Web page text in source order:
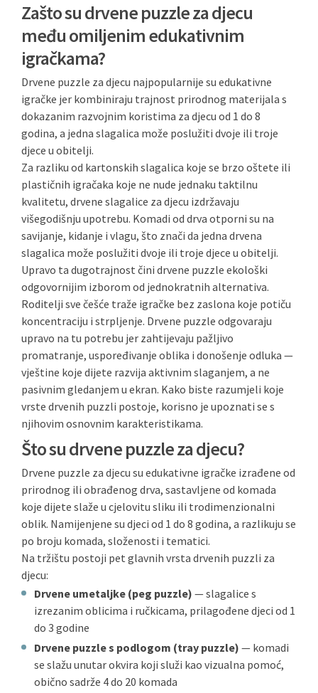
Zašto su drvene puzzle za djecu
među omiljenim edukativnim
igračkama?
Drvene puzzle za djecu najpopularnije su edukativne
igračke jer kombiniraju trajnost prirodnog materijala s
dokazanim razvojnim koristima za djecu od 1 do 8
godina, a jedna slagalica može poslužiti dvoje ili troje
djece u obitelji.
Za razliku od kartonskih slagalica koje se brzo oštete ili
plastičnih igračaka koje ne nude jednaku taktilnu
kvalitetu, drvene slagalice za djecu izdržavaju
višegodišnju upotrebu. Komadi od drva otporni su na
savijanje, kidanje i vlagu, što znači da jedna drvena
slagalica može poslužiti dvoje ili troje djece u obitelji.
Upravo ta dugotrajnost čini drvene puzzle ekološki
odgovornijim izborom od jednokratnih alternativa.
Roditelji sve češće traže igračke bez zaslona koje potiču
koncentraciju i strpljenje. Drvene puzzle odgovaraju
upravo na tu potrebu jer zahtijevaju pažljivo
promatranje, uspoređivanje oblika i donošenje odluka —
vještine koje dijete razvija aktivnim slaganjem, a ne
pasivnim gledanjem u ekran. Kako biste razumjeli koje
vrste drvenih puzzli postoje, korisno je upoznati se s
njihovim osnovnim karakteristikama.
Što su drvene puzzle za djecu?
Drvene puzzle za djecu su edukativne igračke izrađene od
prirodnog ili obrađenog drva, sastavljene od komada
koje dijete slaže u cjelovitu sliku ili trodimenzionalni
oblik. Namijenjene su djeci od 1 do 8 godina, a razlikuju se
po broju komada, složenosti i tematici.
Na tržištu postoji pet glavnih vrsta drvenih puzzli za
djecu:
Drvene umetaljke (peg puzzle) — slagalice s
izrezanim oblicima i ručkicama, prilagođene djeci od 1
do 3 godine
Drvene puzzle s podlogom (tray puzzle) — komadi
se slažu unutar okvira koji služi kao vizualna pomoć,
obično sadrže 4 do 20 komada